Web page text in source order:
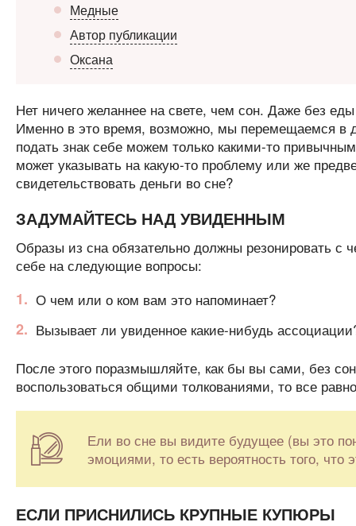
Медные
Автор публикации
Оксана
Нет ничего желаннее на свете, чем сон. Даже без
Именно в это время, возможно, мы перемещаемся в
подать знак себе можем только какими-то
может указывать на какую-то проблему или же
свидетельствовать деньги во сне?
ЗАДУМАЙТЕСЬ НАД УВИДЕННЫМ
Образы из сна обязательно должны резонировать с
себе на следующие вопросы:
О чем или о ком вам это напоминает?
Вызывает ли увиденное какие-нибудь
После этого поразмышляйте, как бы вы сами, без
воспользоваться общими толкованиями, то все
Ели во сне вы видите будущее (вы это
эмоциями, то есть вероятность того, что
ЕСЛИ ПРИСНИЛИСЬ КРУПНЫЕ КУПЮРЫ